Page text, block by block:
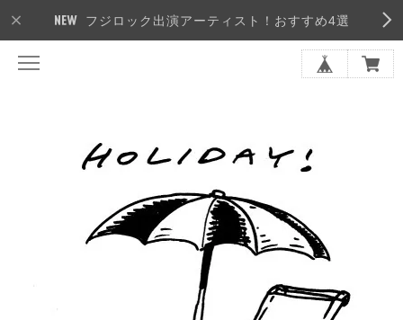
フジロック出演アーティスト！おすすめ4選